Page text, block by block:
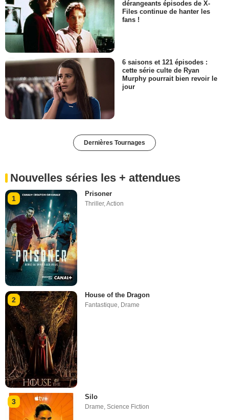
dérangeants épisodes de X-
Files continue de hanter les
fans !
6 saisons et 121 épisodes :
cette série culte de Ryan
Murphy pourrait bien revoir le
jour
Dernières Tournages
Nouvelles séries les + attendues
1
Prisoner
Thriller,Action
2
House of the Dragon
Fantastique, Drame
3
Silo
Drame ,Science Fiction